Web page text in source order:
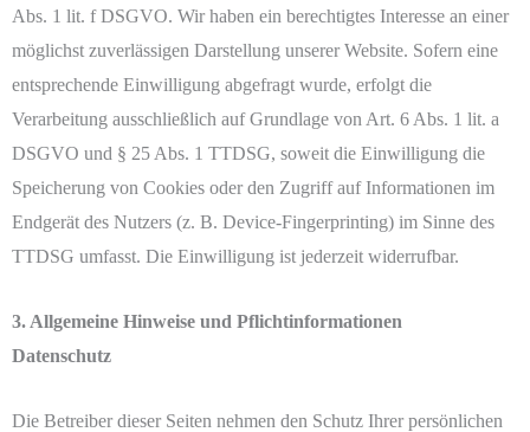
Abs. 1 lit. f DSGVO. Wir haben ein berechtigtes Interesse an einer
möglichst zuverlässigen Darstellung unserer Website. Sofern eine
entsprechende Einwilligung abgefragt wurde, erfolgt die
Verarbeitung ausschließlich auf Grundlage von Art. 6 Abs. 1 lit. a
DSGVO und § 25 Abs. 1 TTDSG, soweit die Einwilligung die
Speicherung von Cookies oder den Zugriff auf Informationen im
Endgerät des Nutzers (z. B. Device-Fingerprinting) im Sinne des
TTDSG umfasst. Die Einwilligung ist jederzeit widerrufbar.
3. Allgemeine Hinweise und Pflichtinformationen
Datenschutz
Die Betreiber dieser Seiten nehmen den Schutz Ihrer persönlichen